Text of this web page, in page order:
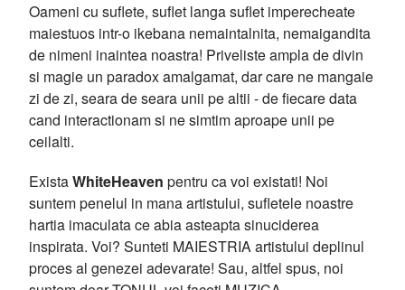
Oameni cu suflete, suflet langa suflet imperecheate
maiestuos intr-o ikebana nemaintalnita, nemaigandita
de nimeni inaintea noastra! Priveliste ampla de divin
si magie un paradox amalgamat, dar care ne mangaie
zi de zi, seara de seara unii pe altii - de fiecare data
cand interactionam si ne simtim aproape unii pe
ceilalti.
ExistaWhiteHeaven pentru ca voi existati! Noi
suntem penelul in mana artistului, sufletele noastre
hartia imaculata ce abia asteapta sinuciderea
inspirata. Voi? Sunteti MAIESTRIA artistului deplinul
proces al genezei adevarate! Sau, altfel spus, noi